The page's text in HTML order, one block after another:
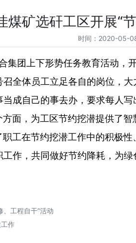
煤矿选矸工区开展“
时间：2020-05-
集团上下形势任务教育活动，
全体员工立足各自的岗位，
成自己的事去办，要求每人写
面，为工区节约挖潜提供了智
工在节约挖潜工作中的积极
作，共同做好节约降耗，为绿
、工程自干”活动
作